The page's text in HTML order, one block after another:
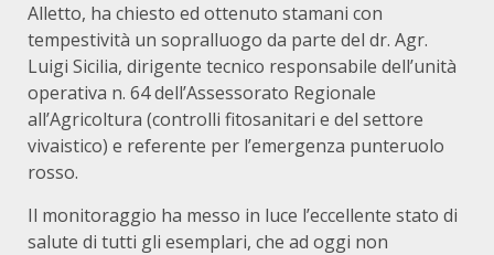
Alletto, ha chiesto ed ottenuto stamani con
tempestività un sopralluogo da parte del dr. Agr.
Luigi Sicilia, dirigente tecnico responsabile dell’unità
operativa n. 64 dell’Assessorato Regionale
all’Agricoltura (controlli fitosanitari e del settore
vivaistico) e referente per l’emergenza punteruolo
rosso.
Il monitoraggio ha messo in luce l’eccellente stato di
salute di tutti gli esemplari, che ad oggi non